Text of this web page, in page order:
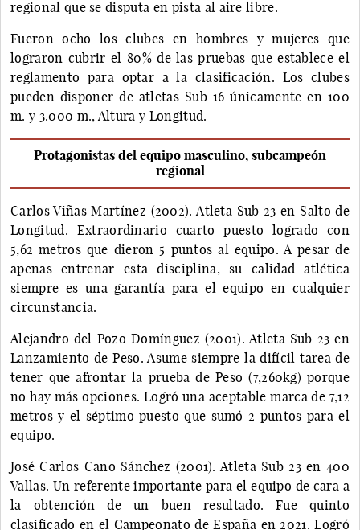
regional que se disputa en pista al aire libre.
Fueron ocho los clubes en hombres y mujeres que
lograron cubrir el 80% de las pruebas que establece el
reglamento para optar a la clasificación. Los clubes
pueden disponer de atletas Sub 16 únicamente en 100
m. y 3.000 m., Altura y Longitud.
Protagonistas del equipo masculino, subcampeón
regional
Carlos Viñas Martínez (2002). Atleta Sub 23 en Salto de
Longitud. Extraordinario cuarto puesto logrado con
5,62 metros que dieron 5 puntos al equipo. A pesar de
apenas entrenar esta disciplina, su calidad atlética
siempre es una garantía para el equipo en cualquier
circunstancia.
Alejandro del Pozo Domínguez (2001). Atleta Sub 23 en
Lanzamiento de Peso. Asume siempre la difícil tarea de
tener que afrontar la prueba de Peso (7,260kg) porque
no hay más opciones. Logró una aceptable marca de 7,12
metros y el séptimo puesto que sumó 2 puntos para el
equipo.
José Carlos Cano Sánchez (2001). Atleta Sub 23 en 400
Vallas. Un referente importante para el equipo de cara a
la obtención de un buen resultado. Fue quinto
clasificado en el Campeonato de España en 2021. Logró